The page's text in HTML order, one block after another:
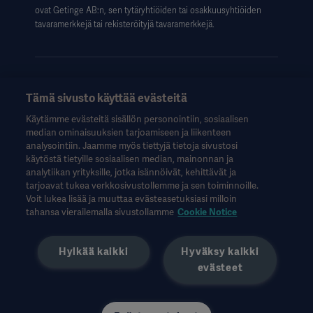
ovat Getinge AB:n, sen tytäryhtiöiden tai osakkuusyhtiöiden
tavaramerkkejä tai rekisteröityjä tavaramerkkejä.
Nämä tiedot on tarkoitettu vain terveydenhuollon ammattilaisille
tai muille alan ammattilaisille, ja ne on tarkoitettu vain tiedoksi.
Ne eivät ole kattavia, eikä niitä siksi tule pitää käyttöohjeen,
huolto-oppaan tai lääketieteellisen neuvonnan korvikkeena.
Getinge ei ole vastuussa mistään sellaisista toimista tai
laiminlyönneistä, jotka perustuvat tähän aineistoon, ja siihen
luottaminen tapahtuu yksinomaan käyttäjän omalla vastuulla.
Mainittu hoito, ratkaisu tai tuote ei välttämättä ole saatavilla
kopioida tai käyttää kokonaan tai osittain ilman Getingen
kirjallista lupaa.
Nämä tiedot on tarkoitettu kansainväliselle yleisölle
omia eivätkä välttämättä heijasta tai edusta Getingen
Tämä sivusto käyttää evästeitä
Käytämme evästeitä sisällön personointiin, sosiaalisen
median ominaisuuksien tarjoamiseen ja liikenteen
analysointiin. Jaamme myös tiettyjä tietoja sivustosi
käytöstä tietyille sosiaalisen median, mainonnan ja
analytiikan yrityksille, jotka isännöivät, kehittävät ja
tarjoavat tukea verkkosivustollemme ja sen toiminnoille.
Voit lukea lisää ja muuttaa evästeasetuksiasi milloin
tahansa vierailemalla sivustollamme Cookie Notice
Hyväksy kaikki
evästeet
Hylkää kaikki